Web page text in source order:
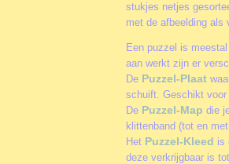
stukjes netjes
met de afbeelding als
Een puzzel is
aan werkt zijn er
De Puzzel-Plaat
schuift. Geschikt
De Puzzel-Map die
klittenband (tot en
Het Puzzel-Kleed is
deze verkrijgbaar is